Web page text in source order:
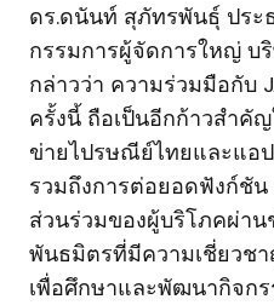
ดร.ดนันท์ สุภัทรพันธุ์ ประ
กรรมการผู้จัดการใหญ่ บ
กล่าวว่า ความร่วมมือกับ
ครั้งนี้ ถือเป็นอีกก้าวสำคั
ข่ายไปรษณีย์ไทยและแอ
รวมถึงการต่อยอดฟังก์ชัน
ส่วนร่วมของผู้บริโภคผ่า
พันธมิตรที่มีความเชี่ยวช
เพื่อศึกษาและพัฒนากิจก